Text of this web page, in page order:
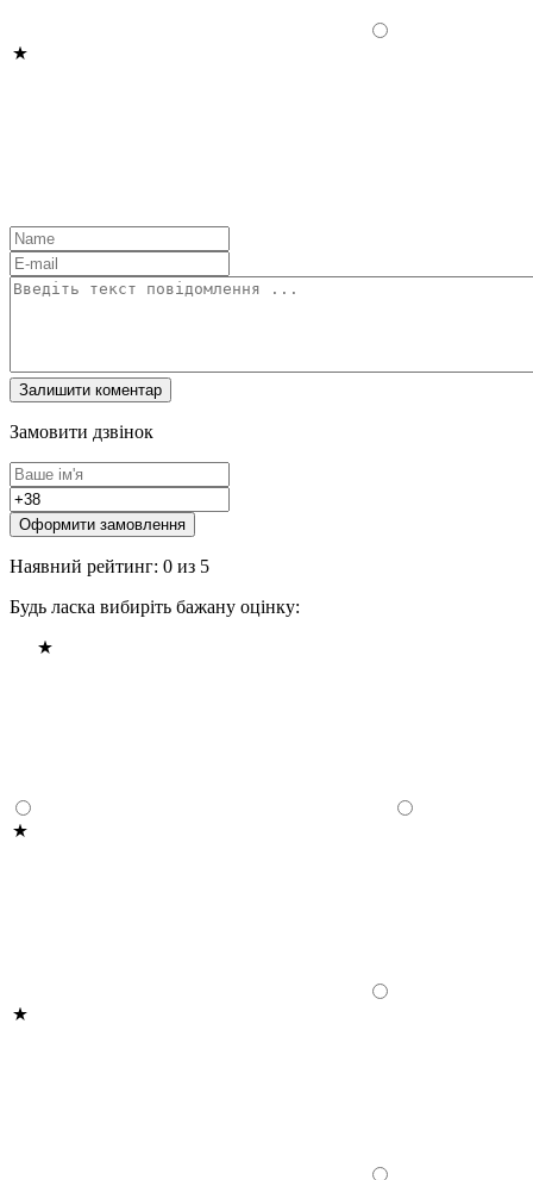
Замовити дзвінок
Оформити замовлення
Наявний рейтинг: 0 из 5
Будь ласка вибиріть бажану оцінку: